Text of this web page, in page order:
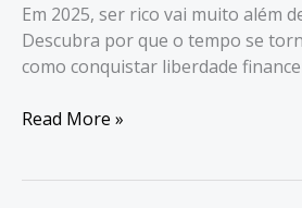
Em 2025, ser rico vai muito além
Descubra por que o tempo se
como conquistar liberdade
A
Read More »